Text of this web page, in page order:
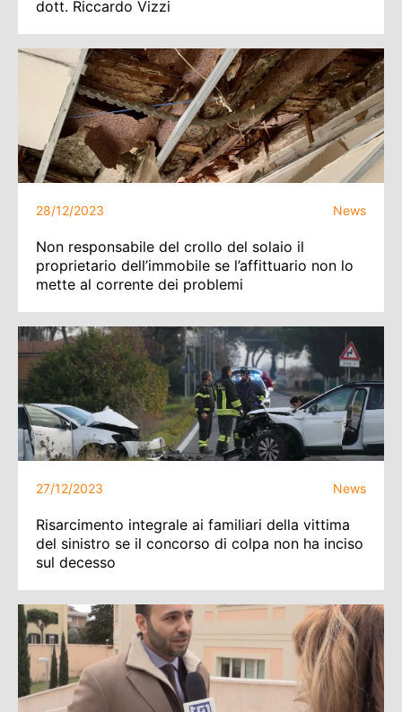
dott. Riccardo Vizzi
28/12/2023 News
Non responsabile del crollo del solaio il
proprietario dell’immobile se l’affittuario non lo
mette al corrente dei problemi
27/12/2023 News
Risarcimento integrale ai familiari della vittima
del sinistro se il concorso di colpa non ha inciso
sul decesso